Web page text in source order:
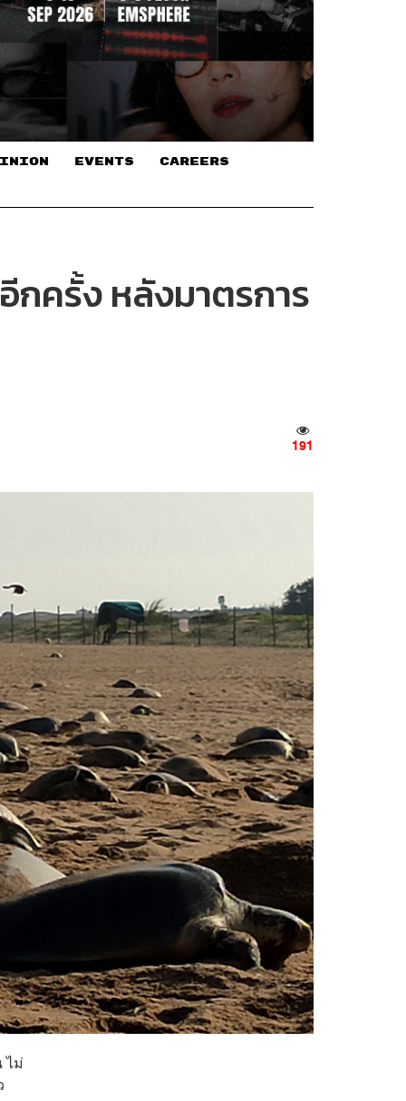
EVENTS CAREERS
กครั้ง หลังมาตรการ
191
ไม่